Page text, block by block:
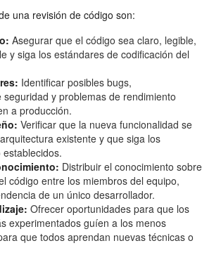
una revisión de código son:
Asegurar que el código sea claro, legible,
y siga los estándares de codificación del
Identificar posibles bugs,
y problemas de rendimiento
a producción.
Verificar que la nueva funcionalidad se
existente y que siga los
Distribuir el conocimiento sobre
código entre los miembros del equipo,
de un único desarrollador.
Ofrecer oportunidades para que los
experimentados guíen a los menos
que todos aprendan nuevas técnicas o